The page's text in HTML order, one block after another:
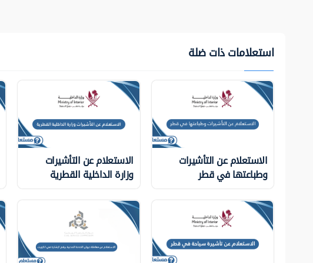
استعلامات ذات ضلة
الاستعلام عن التأشيرات
وطباعتها في قطر
الاستعلام عن التأشيرات
وزارة الداخلية ‏القطرية